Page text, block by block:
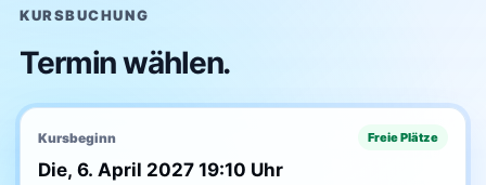
KURSBUCHUNG
Termin wählen.
Kursbeginn Freie Plätze
Die, 6. April 2027 19:10 Uhr